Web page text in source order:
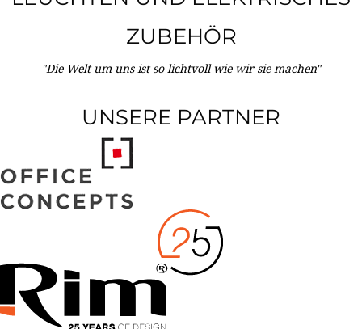
ZUBEHÖR
"Die Welt um uns ist so lichtvoll wie wir sie machen"
UNSERE PARTNER